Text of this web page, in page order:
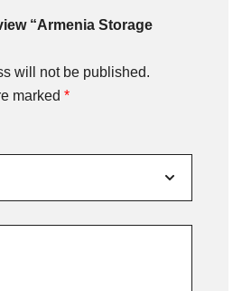
“Armenia Storage
will not be published.
marked *